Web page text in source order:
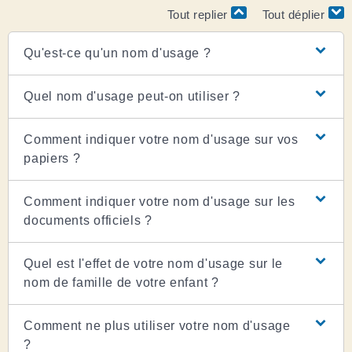
Tout replier Tout déplier
Qu'est-ce qu'un nom d'usage ?
Quel nom d'usage peut-on utiliser ?
Comment indiquer votre nom d'usage sur vos
papiers ?
Comment indiquer votre nom d'usage sur les
documents officiels ?
Quel est l'effet de votre nom d'usage sur le
nom de famille de votre enfant ?
Comment ne plus utiliser votre nom d'usage
?